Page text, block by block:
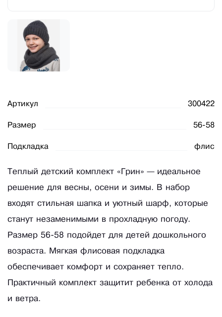
Артикул 300422
Размер 56-58
Подкладка флис
Теплый детский комплект «Грин» — идеальное
решение для весны, осени и зимы. В набор
входят стильная шапка и уютный шарф, которые
станут незаменимыми в прохладную погоду.
Размер 56-58 подойдет для детей дошкольного
возраста. Мягкая флисовая подкладка
обеспечивает комфорт и сохраняет тепло.
Практичный комплект защитит ребенка от холода
и ветра.